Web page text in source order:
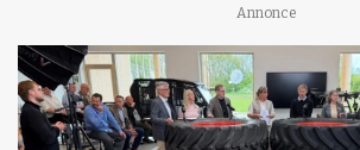
Annonce